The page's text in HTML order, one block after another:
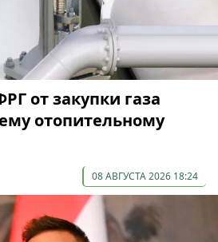
от закупки газа
отопительному
08 АВГУСТА 2026 18:24